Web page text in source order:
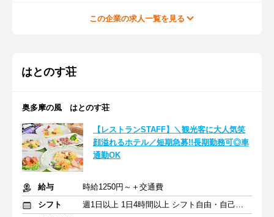
この企業の求人一覧を見る
はとのす荘
奥多摩の風 はとのす荘
【レストランSTAFF】＼観光客に大人気笑
顔溢れるホテル／短期急募!!長期勤務可◎車
通勤OK
給与
時給1250円～＋交通費
シフト
週1日以上 1日4時間以上 シフト自由・自己申告